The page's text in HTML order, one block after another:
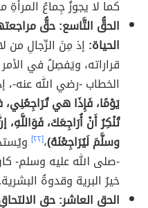
كما لا يجوزُ جِماعُ المرأةِ
الحقُّ التَّاسع: حقُّ
الحياة: إذ مِنَ الرِّجالِ
قراراته، ويَفصِلُ في
الخطاب -رضي الله عنه-،
يَوْمًا، فَإِذَا هي
تُنْكِرُ أَنْ أُرَاجِعَكَ، فَوَاللَّهِ،
وسلَّمَ لَيُرَاجِعْنَهُ)،[٢٢]
-صلى الله عليه وسلم-
خيرُ البرية وقدوةُ البشرية.
الحق العاشر: حق